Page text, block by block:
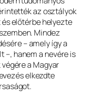
az osztályok
előtérbe helyezte
Mindez
– amely így a
–, hanem a nevére is
a Magyar
elkezdte